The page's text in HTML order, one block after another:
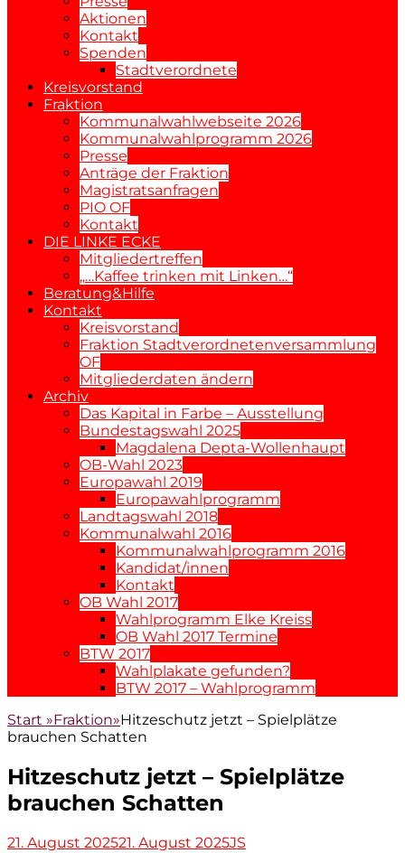
Aktionen
Kontakt
Spenden
Stadtverordnete
Kreisvorstand
Fraktion
Kommunalwahlwebseite 2026
Kommunalwahlprogramm 2026
Presse
Anträge der Fraktion
Magistratsanfragen
PIO OF
Kontakt
DIE LINKE ECKE
Mitgliedertreffen
„…Kaffee trinken mit Linken…“
Beratung&Hilfe
Kontakt
Kreisvorstand
Fraktion Stadtverordnetenversammlung
OF
Mitgliederdaten ändern
Archiv
Das Kapital in Farbe – Ausstellung
Bundestagswahl 2025
Magdalena Depta-Wollenhaupt
OB-Wahl 2023
Europawahl 2019
Europawahlprogramm
Landtagswahl 2018
Kommunalwahl 2016
Kommunalwahlprogramm 2016
Kandidat/innen
Kontakt
OB Wahl 2017
Wahlprogramm Elke Kreiss
OB Wahl 2017 Termine
BTW 2017
Wahlplakate gefunden?
BTW 2017 – Wahlprogramm
Start »Fraktion»Hitzeschutz jetzt – Spielplätze
brauchen Schatten
Hitzeschutz jetzt – Spielplätze
brauchen Schatten
Veröffentlicht
21. August 202521. August 2025Autor
JS